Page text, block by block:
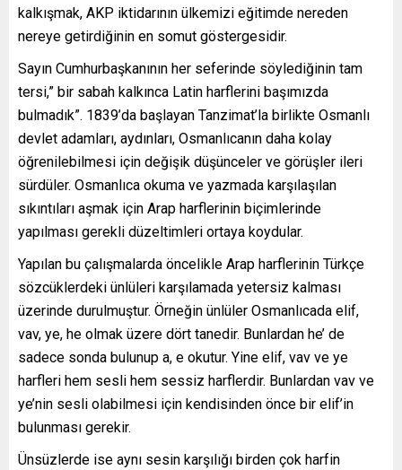
kalkışmak, AKP iktidarının ülkemizi eğitimde nereden
nereye getirdiğinin en somut göstergesidir.
Sayın Cumhurbaşkanının her seferinde söylediğinin tam
tersi,” bir sabah kalkınca Latin harflerini başımızda
bulmadık”. 1839’da başlayan Tanzimat’la birlikte Osmanlı
devlet adamları, aydınları, Osmanlıcanın daha kolay
öğrenilebilmesi için değişik düşünceler ve görüşler ileri
sürdüler. Osmanlıca okuma ve yazmada karşılaşılan
sıkıntıları aşmak için Arap harflerinin biçimlerinde
yapılması gerekli düzeltimleri ortaya koydular.
Yapılan bu çalışmalarda öncelikle Arap harflerinin Türkçe
sözcüklerdeki ünlüleri karşılamada yetersiz kalması
üzerinde durulmuştur. Örneğin ünlüler Osmanlıcada elif,
vav, ye, he olmak üzere dört tanedir. Bunlardan he’ de
sadece sonda bulunup a, e okutur. Yine elif, vav ve ye
harfleri hem sesli hem sessiz harflerdir. Bunlardan vav ve
ye’nin sesli olabilmesi için kendisinden önce bir elif’in
bulunması gerekir.
Ünsüzlerde ise aynı sesin karşılığı birden çok harfin